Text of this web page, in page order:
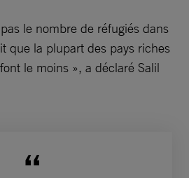
le nombre de réfugiés dans
que la plupart des pays riches
le moins », a déclaré Salil